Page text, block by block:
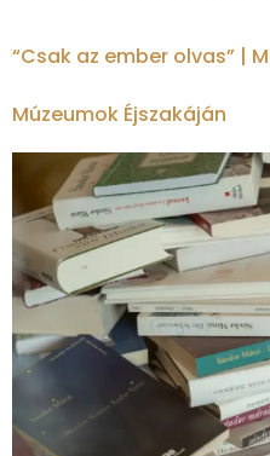
“Csak az ember olvas” |
Múzeumok Éjszakáján